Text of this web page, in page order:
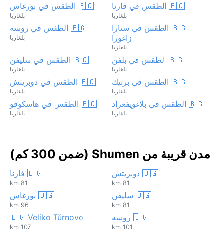
🇧🇬 الطقس في فارنا
بلغاريا
🇧🇬 الطقس في بورغاس
بلغاريا
🇧🇬 الطقس في ستارا
زاغورا
بلغاريا
🇧🇬 الطقس في روسه
بلغاريا
🇧🇬 الطقس في بلفن
بلغاريا
🇧🇬 الطقس في سليفن
بلغاريا
🇧🇬 الطقس في برنيك
بلغاريا
🇧🇬 الطقس في دوبريتش
بلغاريا
🇧🇬 الطقس في بلاغويفغراد
بلغاريا
🇧🇬 الطقس في هاسكوفو
بلغاريا
مدن قريبة من Shumen (ضمن 300 كم)
🇧🇬 دوبريتش
81 km
🇧🇬 فارنا
81 km
🇧🇬 سليفن
81 km
🇧🇬 بورغاس
96 km
🇧🇬 روسه
101 km
🇧🇬 Veliko Tŭrnovo
107 km